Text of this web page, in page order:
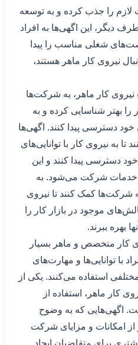
لازم را جذب کرده و به توسعه
دیگر، این اگهی‌ها به افراد
شغلی مناسب را پیدا
نیروی کار ماهر هستند،
نیروی کار ماهر، به شرکت‌ها
را بهتر شناسایی کرده و به
خود دسترسی پیدا کنند. اگهی‌ها
به نیروی کار با توانایی‌های
دسترسی پیدا کنند و این
خدمات شرکت می‌شود. به
شرکت‌ها کمک کنند تا نیروی
موجود در بازار کار را
بهره ببرند.
کار متخصص و ماهر بسیار
با توانایی‌ها و مهارت‌های
استفاده می‌کنند. یکی از
کار ماهر، استفاده از
اگهی‌هایی که به وضوح
از امکانات و مزایای شرکت
برای متقاضیان ایجاد